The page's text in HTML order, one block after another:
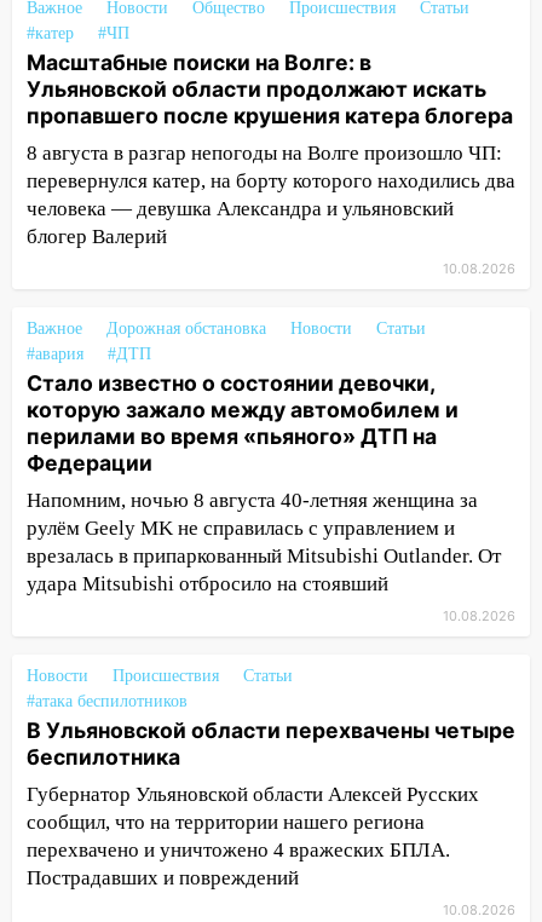
ранения после атаки беспилотников на
Нижнекамск
10:51 В Ульяновской области
перехвачены четыре беспилотника
10:15 Соцсети: мотоциклист врезался в
«Калину» в Новом городе
10:11
Во время атаки беспилотников в
10:06
За выходные выпало больше
месячной нормы осадков и упало 111
деревьев в Ульяновске
10:00 В Кузоватово ураганный ветер
повредил кровли районного дома
09:20 Момент падения дерева на
машину в Ульяновске попал на видео
09:16
Утро ульяновских водителей
началось с «глухой» пробки на старом
09:10 Соцсети: на Московском шоссе в
Ульяновске произошла авария
08:02 В Ульяновске во время
диспансеризации у 26-летнего парня
выявили онкологию
07:00 Прохладная ночь и ветреный
день: прогноз погоды в Ульяновске 10
Важное Новости Общество Происшествия
Статьи
#катер
#ЧП
Масштабные поиски на Волге: в
Ульяновской области продолжают искать
пропавшего после крушения катера блогера
8 августа в разгар непогоды на Волге произошло ЧП:
перевернулся катер, на борту которого находились два
человека — девушка Александра и ульяновский
блогер Валерий
10.08.2026
Важное Дорожная обстановка Новости
Статьи
#авария
#ДТП
Стало известно о состоянии девочки,
которую зажало между автомобилем и
перилами во время «пьяного» ДТП на
Федерации
Напомним, ночью 8 августа 40-летняя женщина за
рулём Geely MK не справилась с управлением и
врезалась в припаркованный Mitsubishi Outlander. От
удара Mitsubishi отбросило на стоявший
10.08.2026
Новости Происшествия
Статьи
#атака беспилотников
В Ульяновской области перехвачены четыре
беспилотника
Губернатор Ульяновской области Алексей Русских
сообщил, что на территории нашего региона
перехвачено и уничтожено 4 вражеских БПЛА.
Пострадавших и повреждений
10.08.2026